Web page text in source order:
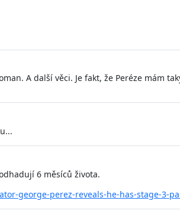
A další věci. Je fakt, že Peréze mám
6 měsíců života.
george-perez-reveals-he-has-stage-3-